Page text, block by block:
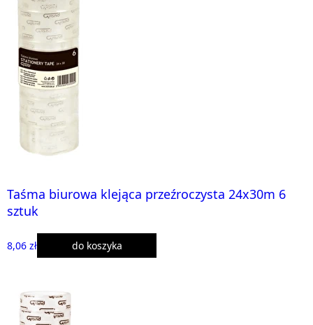
Taśma biurowa klejąca przeźroczysta 24x30m 6
sztuk
8,06 zł do koszyka